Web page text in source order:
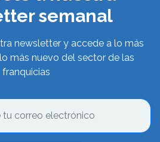
semanal
newsletter y accede a lo más
más nuevo del sector de las
franquicias